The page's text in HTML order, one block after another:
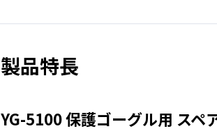
製品特長
YG-5100 保護ゴーグル用 スペ